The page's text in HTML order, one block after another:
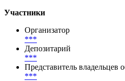
Участники
Организатор
***
Депозитарий
***
Представитель владельцев
***